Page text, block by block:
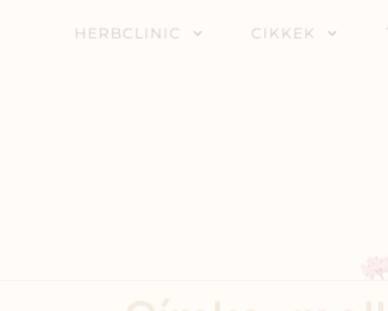
HERBCLINIC CIKKEK